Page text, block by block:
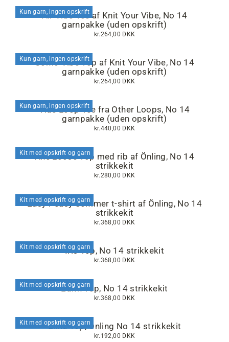
Kun garn, ingen opskrift
Air Vibe Tee af Knit Your Vibe, No 14
garnpakke (uden opskrift)
kr.264,00 DKK
Kun garn, ingen opskrift
Como Vibe Top af Knit Your Vibe, No 14
garnpakke (uden opskrift)
kr.264,00 DKK
Kun garn, ingen opskrift
Tide Loop Tee fra Other Loops, No 14
garnpakke (uden opskrift)
kr.440,00 DKK
Kit med opskrift og garn
Ane Loose Top med rib af Önling, No 14
strikkekit
kr.280,00 DKK
Kit med opskrift og garn
Easy Peasy Sommer t-shirt af Önling, No 14
strikkekit
kr.368,00 DKK
Kit med opskrift og garnIris Top, No 14 strikkekit
kr.368,00 DKK
Kit med opskrift og garnEdith Top, No 14 strikkekit
kr.368,00 DKK
Kit med opskrift og garn
Elina Top, Önling No 14 strikkekit
kr.192,00 DKK